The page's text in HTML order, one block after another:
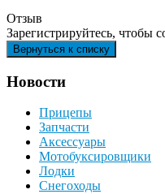
Отзыв
Зарегистрируйтесь, чтобы
Новости
Прицепы
Запчасти
Аксессуары
Мотобуксировщики
Лодки
Снегоходы